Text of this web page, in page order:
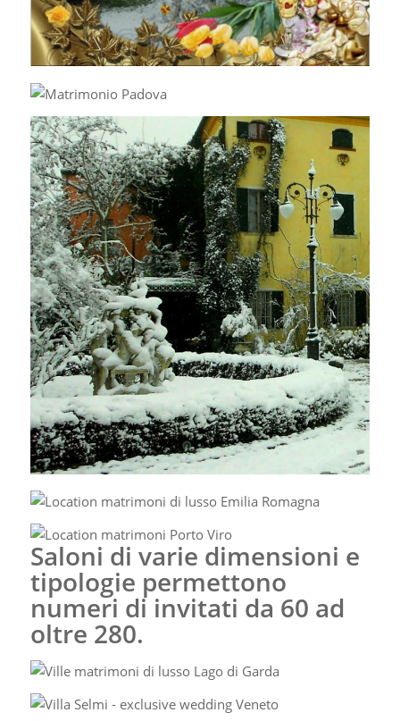
Saloni di varie dimensioni e
tipologie permettono
numeri di invitati da 60 ad
oltre 280.